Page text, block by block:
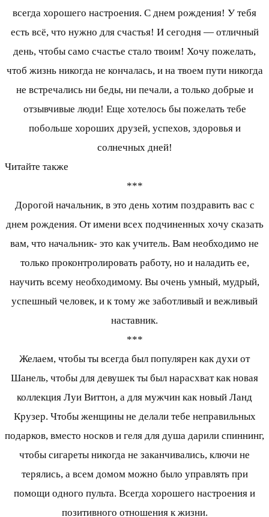
всегда хорошего настроения. С днем рождения! У тебя
есть всё, что нужно для счастья! И сегодня — отличный
день, чтобы само счастье стало твоим! Хочу пожелать,
чтоб жизнь никогда не кончалась, и на твоем пути никогда
не встречались ни беды, ни печали, а только добрые и
отзывчивые люди! Еще хотелось бы пожелать тебе
побольше хороших друзей, успехов, здоровья и
солнечных дней!
Читайте также
***
Дорогой начальник, в это день хотим поздравить вас с
днем рождения. От имени всех подчиненных хочу сказать
вам, что начальник- это как учитель. Вам необходимо не
только проконтролировать работу, но и наладить ее,
научить всему необходимому. Вы очень умный, мудрый,
успешный человек, и к тому же заботливый и вежливый
наставник.
***
Желаем, чтобы ты всегда был популярен как духи от
Шанель, чтобы для девушек ты был нарасхват как новая
коллекция Луи Виттон, а для мужчин как новый Ланд
Крузер. Чтобы женщины не делали тебе неправильных
подарков, вместо носков и геля для душа дарили спиннинг,
чтобы сигареты никогда не заканчивались, ключи не
терялись, а всем домом можно было управлять при
помощи одного пульта. Всегда хорошего настроения и
позитивного отношения к жизни.